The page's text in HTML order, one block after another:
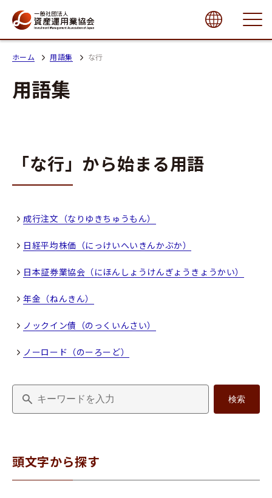
close
ホーム 用語集 な行
用語集
「な行」から始まる用語
成行注文（なりゆきちゅうもん）
日経平均株価（にっけいへいきんかぶか）
日本証券業協会（にほんしょうけんぎょうきょうかい）
年金（ねんきん）
ノックイン債（のっくいんさい）
ノーロード（のーろーど）
検索
頭文字から探す